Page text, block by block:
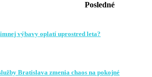
Posledné
výbavy oplatí uprostred leta?
Bratislava zmenia chaos na pokojné